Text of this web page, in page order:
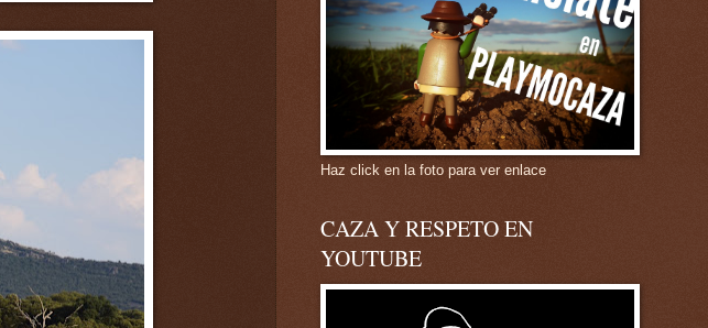
Haz click en la foto para ver enlace
CAZA Y RESPETO EN
YOUTUBE